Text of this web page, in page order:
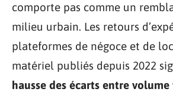
comporte pas comme un
milieu urbain. Les retours
plateformes de négoce et de
matériel publiés depuis 2022
hausse des écarts entre